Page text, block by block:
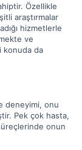
Özellikle
araştırmalar
hizmetlerle
ve
konuda da
deneyimi, onu
Pek çok hasta,
onun